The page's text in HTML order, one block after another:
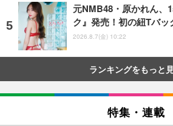
元NMB48・原かれん、
ク』発売！初の紐Tバッ
2026.8.7(金) 10:22
ランキングをもっと
特集・連載